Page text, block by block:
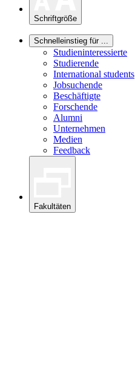
Schriftgröße
Schnelleinstieg für ...
Studieninteressierte
Studierende
International students
Jobsuchende
Beschäftigte
Forschende
Alumni
Unternehmen
Medien
Feedback
Fakultäten